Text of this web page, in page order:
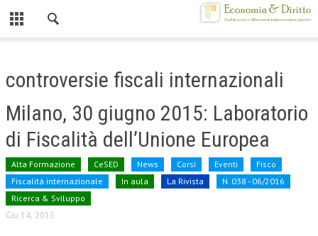
CHI SIAMO
MISSION
CONTATTI
CENTRO STUDI
ATTO COSTITUTIVO E STATUTO
controversie fiscali internazionali
Milano, 30 giugno 2015: Laboratorio
di Fiscalità dell’Unione Europea
Alta Formazione CeSED News Corsi Eventi
Fisco
Fiscalità internazionale
In aula La Rivista
N. 038 - 06/2016
Ricerca & Sviluppo
Giu 14, 2015